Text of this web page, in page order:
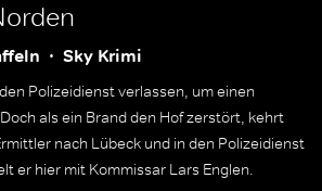
Sky Krimi
Polizeidienst verlassen, um einen
als ein Brand den Hof zerstört, kehrt
nach Lübeck und in den Polizeidienst
er hier mit Kommissar Lars Englen.